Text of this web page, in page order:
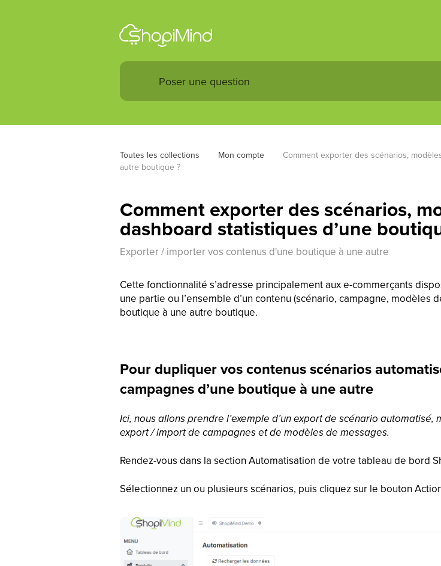
Toutes les collections Mon compte
Comment exporter des scénarios,
autre boutique ?
Comment exporter des scénarios,
dashboard statistiques d’une
Exporter / importer vos contenus d'une boutique à une autre
Cette fonctionnalité s’adresse principalement aux e-commerçants
une partie ou l’ensemble d’un contenu (scénario, campagne, modèles
boutique à une autre boutique.
Pour dupliquer vos contenus scénarios
campagnes d’une boutique à une autre
Ici, nous allons prendre l’exemple d’un export de scénario
export / import de campagnes et de modèles de messages.
Rendez-vous dans la section Automatisation de votre tableau de bord
Sélectionnez un ou plusieurs scénarios, puis cliquez sur le bouton